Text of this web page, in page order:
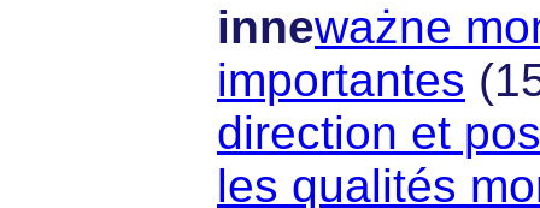
inneważne
importantes
direction et
les qualités